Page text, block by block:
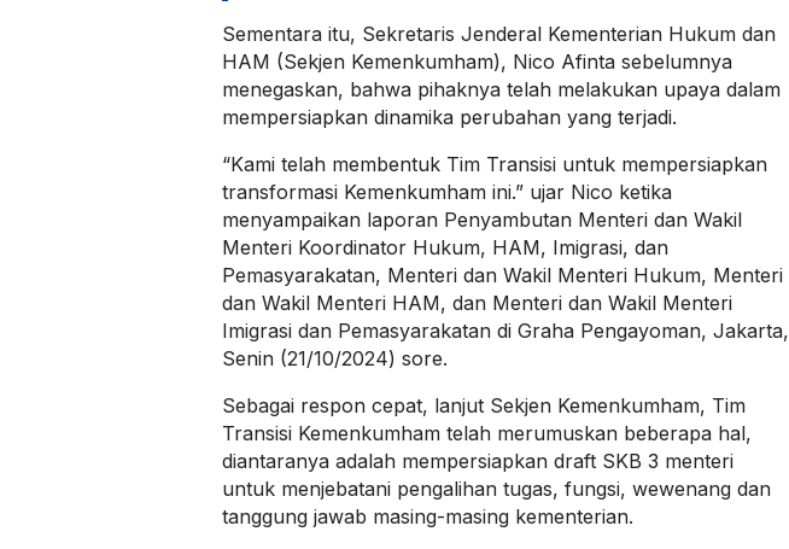
Sementara itu, Sekretaris Jenderal Kementerian Hukum dan
HAM (Sekjen Kemenkumham), Nico Afinta sebelumnya
menegaskan, bahwa pihaknya telah melakukan upaya dalam
mempersiapkan dinamika perubahan yang terjadi.
“Kami telah membentuk Tim Transisi untuk mempersiapkan
transformasi Kemenkumham ini.” ujar Nico ketika
menyampaikan laporan Penyambutan Menteri dan Wakil
Menteri Koordinator Hukum, HAM, Imigrasi, dan
Pemasyarakatan, Menteri dan Wakil Menteri Hukum, Menteri
dan Wakil Menteri HAM, dan Menteri dan Wakil Menteri
Imigrasi dan Pemasyarakatan di Graha Pengayoman, Jakarta,
Senin (21/10/2024) sore.
Sebagai respon cepat, lanjut Sekjen Kemenkumham, Tim
Transisi Kemenkumham telah merumuskan beberapa hal,
diantaranya adalah mempersiapkan draft SKB 3 menteri
untuk menjebatani pengalihan tugas, fungsi, wewenang dan
tanggung jawab masing-masing kementerian.